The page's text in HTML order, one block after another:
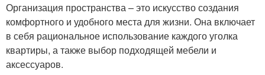
Организация пространства – это искусство создания
комфортного и удобного места для жизни. Она включает
в себя рациональное использование каждого уголка
квартиры, а также выбор подходящей мебели и
аксессуаров.